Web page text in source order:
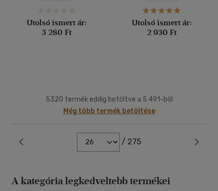
Utolsó ismert ár:
3 280 Ft
Utolsó ismert ár:
2 930 Ft
5320 termék eddig betöltve a 5 491-ből
Még több termék betöltése
/ 275
A kategória legkedveltebb termékei